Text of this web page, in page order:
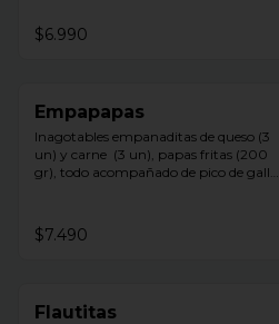
$6.990
Empapapas
Inagotables empanaditas de queso (3
un) y carne  (3 un), papas fritas (200
gr), todo acompañado de pico de gallo
$7.490
Flautitas